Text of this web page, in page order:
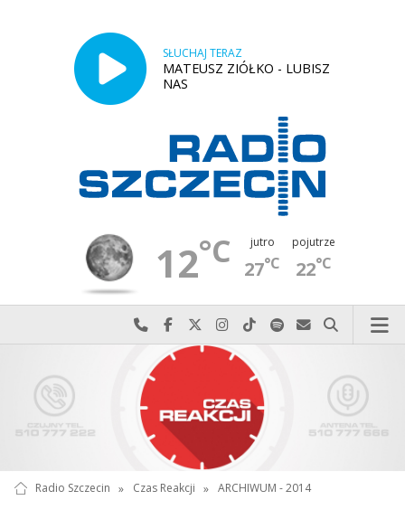
SŁUCHAJ TERAZ
MATEUSZ ZIÓŁKO - LUBISZ
NAS
12°C jutro
27°C
pojutrze
22°C
Najlepiej po prostu do nas zadzwoń
Odwiedź nas na Facebook-u
Odwiedź nas na X
Odwiedź nas na Instagram-ie
Odwiedź nas na TikTok-u
Szukaj nas na Spotify
Wyślij do nas
Szukaj
Radio Szczecin » Czas Reakcji » ARCHIWUM - 2014